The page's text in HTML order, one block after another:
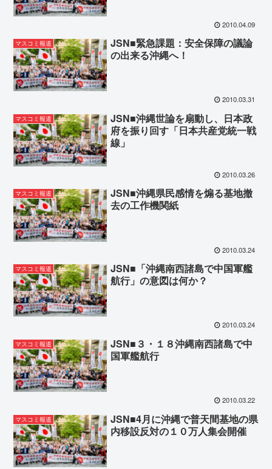
2010.04.09
マスコミ報道
JSN■緊急課題：安全保障の議論
の出来る沖縄へ！
2010.03.31
マスコミ報道
JSN■沖縄世論を扇動し、日本政
府を振り回す「日本共産党統一戦
線」
2010.03.26
マスコミ報道
JSN■沖縄県民感情を煽る基地撤
去の工作機関紙
2010.03.24
マスコミ報道
JSN■「沖縄南西諸島で中国軍艦
航行」の意図は何か？
2010.03.24
マスコミ報道
JSN■３・１８沖縄南西諸島で中
国軍艦航行
2010.03.22
マスコミ報道
JSN■4月に沖縄で普天間基地の県
内移設反対の１０万人集会開催